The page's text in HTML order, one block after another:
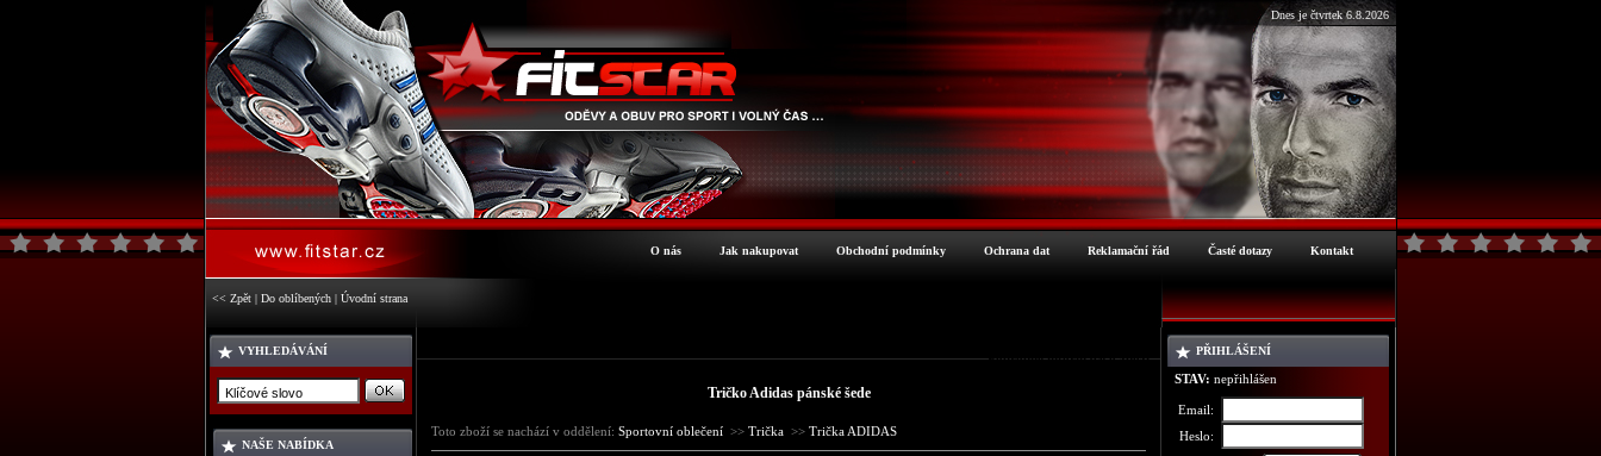
Dnes je čtvrtek 6.8.2026
O nás Jak nakupovat Obchodní podmínky Ochrana dat Reklamační řád Časté dotazy Kontakt
<< Zpět | Do oblíbených | Úvodní strana
VYHLEDÁVÁNÍ
NAŠE NABÍDKA
Podrobné informace o zboží
Tričko Adidas pánské šede
Toto zboží se nachází v oddělení: Sportovní oblečení >> Trička >> Trička ADIDAS
PŘIHLÁŠENÍ
STAV: nepřihlášen
Email:
Heslo: